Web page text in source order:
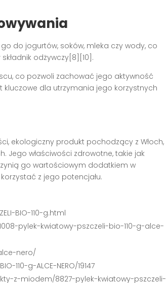
do jogurtów, soków, mleka czy wody, co
odżywczy[8][10].
co pozwoli zachować jego aktywność
kluczowe dla utrzymania jego korzystnych
ekologiczny produkt pochodzący z Włoch,
Jego właściwości zdrowotne, takie jak
go wartościowym dodatkiem w
z jego potencjału.
BIO-110-g.html
pylek-kwiatowy-pszczeli-bio-110-g-alce-
nero/
110-g-ALCE-NERO/19147
z-miodem/8827-pylek-kwiatowy-pszczeli-